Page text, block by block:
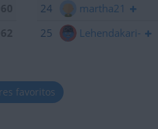
24
martha21
25
Lehendakari-
favoritos